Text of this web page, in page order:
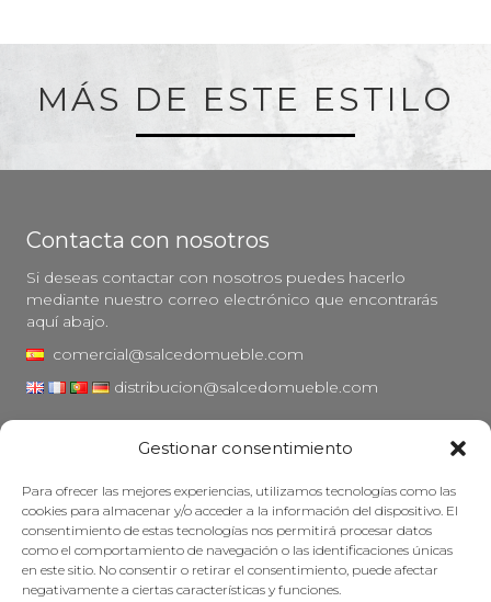
Gestionar consentimiento
Para ofrecer las mejores experiencias, utilizamos tecnologías como las
cookies para almacenar y/o acceder a la información del dispositivo. El
consentimiento de estas tecnologías nos permitirá procesar datos
como el comportamiento de navegación o las identificaciones únicas
en este sitio. No consentir o retirar el consentimiento, puede afectar
negativamente a ciertas características y funciones.
MÁS DE ESTE ESTILO
Contacta con nosotros
Si deseas contactar con nosotros puedes hacerlo
mediante nuestro correo electrónico que encontrarás
aquí abajo.
comercial@salcedomueble.com
distribucion@salcedomueble.com
Aviso legal
Política de privacidad
Política de cookies